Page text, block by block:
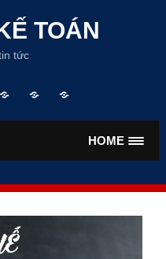
TOÁN
tức
BẢN
LƯƠNGHIỂM
HOME